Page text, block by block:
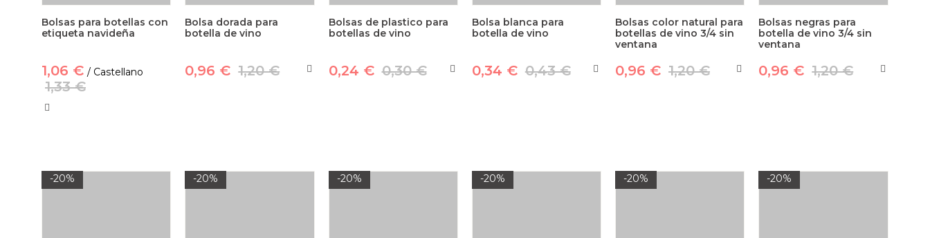
Bolsas para botellas con
etiqueta navideña
1,06 € / Castellano
1,33 €
Bolsa dorada para
botella de vino
0,96 € 1,20 €
Bolsas de plastico para
botellas de vino
0,24 € 0,30 €
Bolsa blanca para
botella de vino
0,34 € 0,43 €
Bolsas color natural para
botellas de vino 3/4 sin
ventana
0,96 € 1,20 €
Bolsas negras para
botella de vino 3/4 sin
ventana
0,96 € 1,20 €
-20% -20% -20% -20% -20% -20%